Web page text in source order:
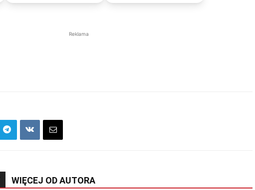
Reklama
WIĘCEJ OD AUTORA